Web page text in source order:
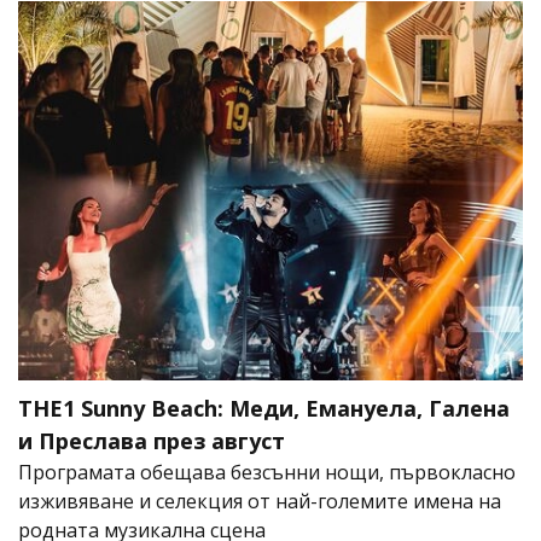
THE1 Sunny Beach: Меди, Емануела, Галена
и Преслава през август
Програмата обещава безсънни нощи, първокласно
изживяване и селекция от най-големите имена на
родната музикална сцена